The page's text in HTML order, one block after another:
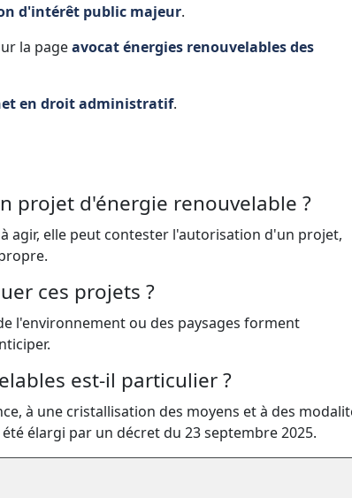
d'intérêt public majeur.
la pageavocat énergies renouvelables des
en droit administratif.
projet d'énergie renouvelable ?
agir, elle peut contester l'autorisation d'un projet,
ces projets ?
l'environnement ou des paysages forment
est-il particulier ?
à une cristallisation des moyens et à des
élargi par un décret du 23 septembre 2025.